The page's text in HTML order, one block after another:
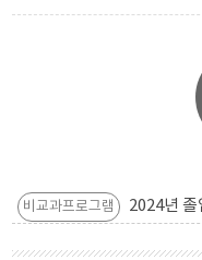
비교과프로그램 2024년 졸